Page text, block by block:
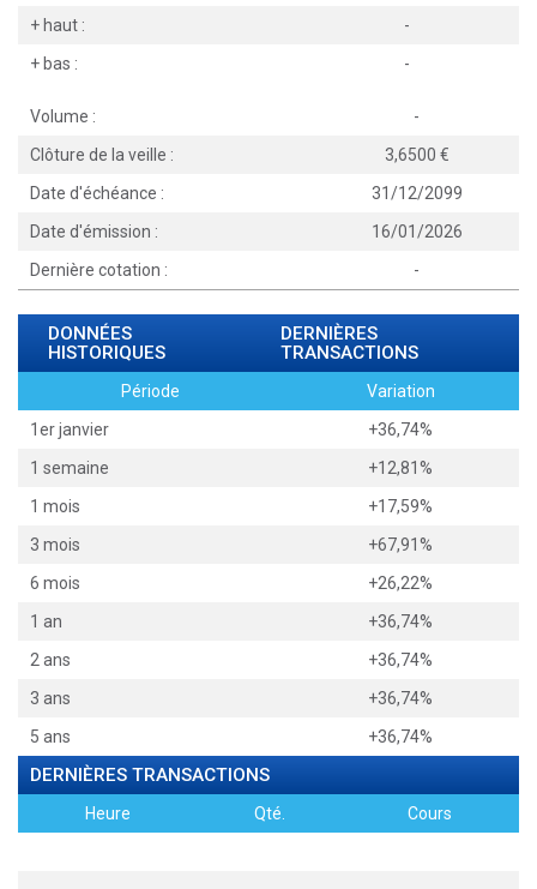
+ haut :
-
+ bas :
-
Volume :
-
Clôture de la veille :
3,6500
Date d'échéance :
31/12/2099
Date d'émission :
16/01/2026
Dernière cotation :
-
DONNÉES
HISTORIQUES
DERNIÈRES
TRANSACTIONS
Période
Variation
1er janvier
+36,74%
1 semaine
+12,81%
1 mois
+17,59%
3 mois
+67,91%
6 mois
+26,22%
1 an
+36,74%
2 ans
+36,74%
3 ans
+36,74%
5 ans
+36,74%
DERNIÈRES TRANSACTIONS
Heure Qté. Cours